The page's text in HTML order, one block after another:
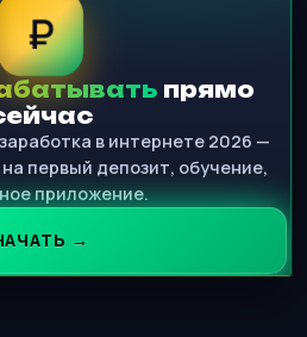
₽
прямо
в интернете 2026 —
первый депозит, обучение,
приложение.
→